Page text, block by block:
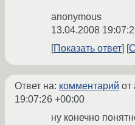
anonymous
13.04.2008
Показать ответ
Ответ на: комментарий от
19:07:26 +00:00
ну конечно